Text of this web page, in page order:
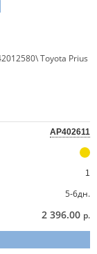
Toyota Prius
AP402611
1
5-6дн.
2 396.00 р.